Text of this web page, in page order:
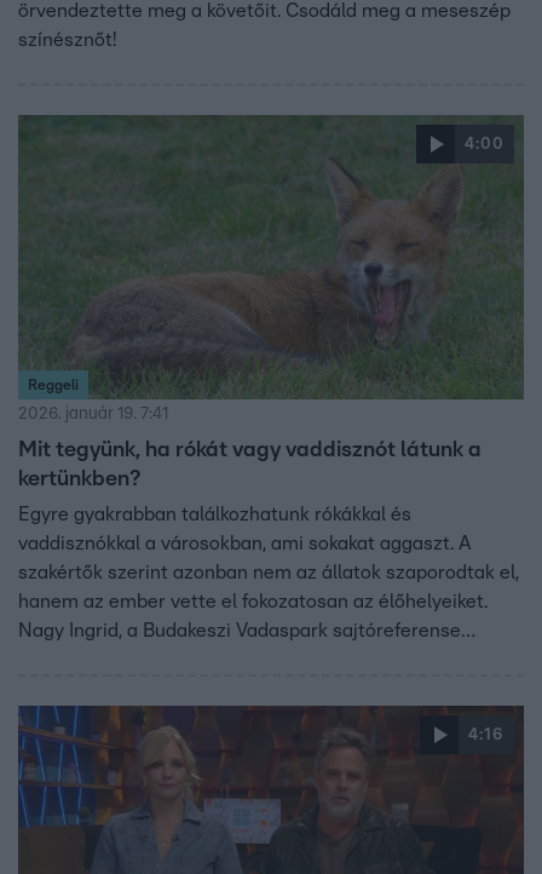
örvendeztette meg a követőit. Csodáld meg a meseszép
színésznőt!
4:00
Reggeli
2026. január 19. 7:41
Mit tegyünk, ha rókát vagy vaddisznót látunk a
kertünkben?
Egyre gyakrabban találkozhatunk rókákkal és
vaddisznókkal a városokban, ami sokakat aggaszt. A
szakértők szerint azonban nem az állatok szaporodtak el,
hanem az ember vette el fokozatosan az élőhelyeiket.
Nagy Ingrid, a Budakeszi Vadaspark sajtóreferense
megfelelő viselkedéssel és a szabályok betartásával
megelőzhető, hogy a városi vadak valódi problémát
jelentsenek.
4:16